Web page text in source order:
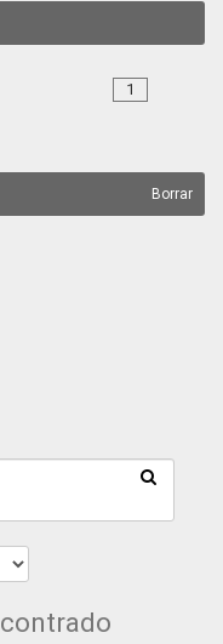
1
Borrar